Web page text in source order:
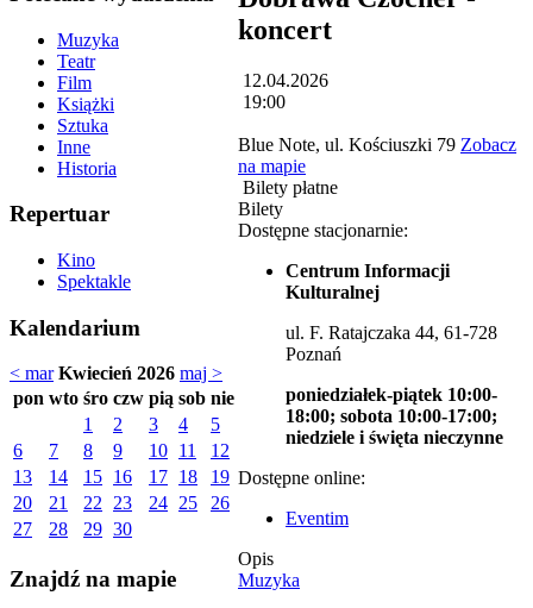
Muzyka
Teatr
Film
Książki
Sztuka
Inne
Historia
Repertuar
Kino
Spektakle
Kalendarium
< mar Kwiecień 2026 maj >
pon wto śro czw pią sob nie
1
2 3 4
5
6
7 8 9 10 11
12
13
14 15 16 17 18
19
20
21 22 23 24 25
26
27
28 29 30
Znajdź na mapie
koncert
12.04.2026
19:00
Blue Note, ul. Kościuszki 79 Zobacz
na mapie
Bilety płatne
Bilety
Dostępne stacjonarnie:
Centrum Informacji
Kulturalnej
ul. F. Ratajczaka 44, 61-728
Poznań
poniedziałek-piątek 10:00-
18:00; sobota 10:00-17:00;
niedziele i święta nieczynne
Dostępne online:
Eventim
Opis
Muzyka